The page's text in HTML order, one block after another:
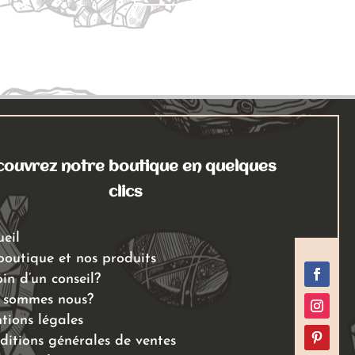
notre boutique en quelques
clics
et nos produits
d’un conseil?
nous?
légales
générales de ventes